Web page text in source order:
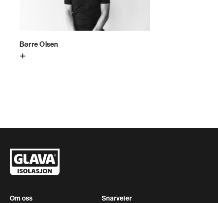
Børre Olsen
+
Om oss
Snarveier